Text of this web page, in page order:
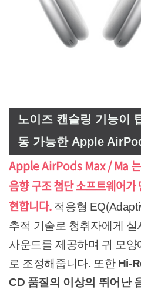
노이즈 캔슬링 기능이
동 가능한 Apple
Apple AirPods Max / Ma 는
음향 구조 첨단 소프트웨어가
현합니다. 적응형
추적 기술로 청취자에게 실
사운드를 제공하며 귀 모양
로 조정해줍니다. 또한Hi-
CD 품질의 이상의 뛰어난